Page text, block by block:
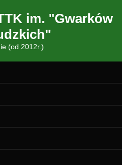
im. "Gwarków
(od 2012r.)